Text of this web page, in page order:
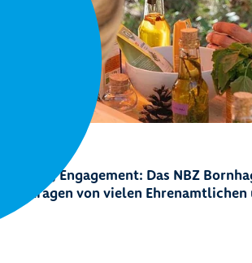
Engagement: Das NBZ
– getragen von vielen